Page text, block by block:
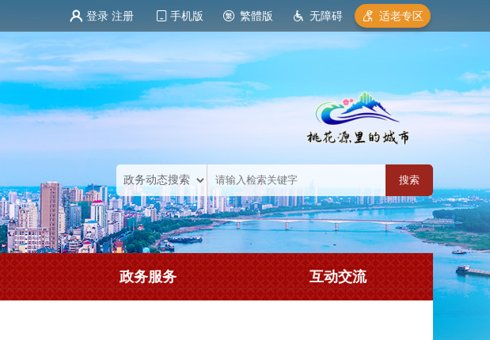
登录 注册 手机版 繁體版 无障碍 适老专区
政务服务 互动交流